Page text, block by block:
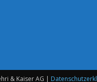
& Kaiser AG |